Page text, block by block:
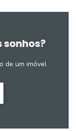
de um imóvel